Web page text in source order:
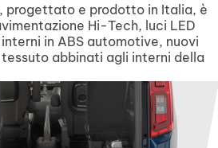
progettato e prodotto in Italia, è
Hi-Tech, luci LED
in ABS automotive, nuovi
abbinati agli interni della